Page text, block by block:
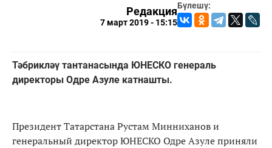
Бүлешү:
Редакция
7 март 2019 - 15:15
Тәбрикләү тантанасында ЮНЕСКО генераль
директоры Одре Азуле катнашты.
Президент Татарстана Рустам Минниханов и
генеральный директор ЮНЕСКО Одре Азуле приняли